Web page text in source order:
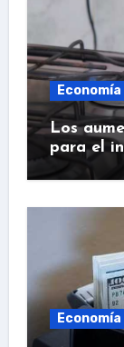
Economía
Los
para el
Economía